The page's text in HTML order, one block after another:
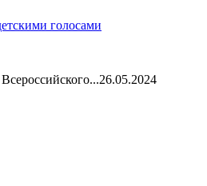
голосами
26.05.2024